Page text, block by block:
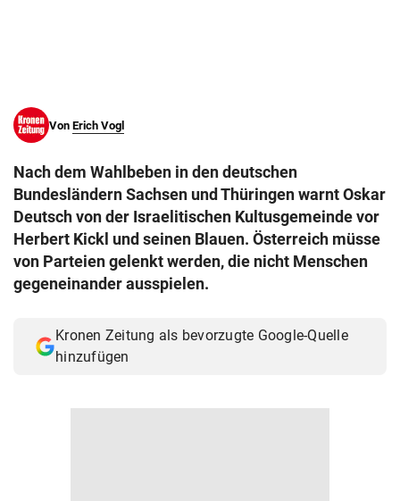
Von Erich Vogl
Nach dem Wahlbeben in den deutschen
Bundesländern Sachsen und Thüringen warnt Oskar
Deutsch von der Israelitischen Kultusgemeinde vor
Herbert Kickl und seinen Blauen. Österreich müsse
von Parteien gelenkt werden, die nicht Menschen
gegeneinander ausspielen.
Kronen Zeitung als bevorzugte Google-Quelle
hinzufügen